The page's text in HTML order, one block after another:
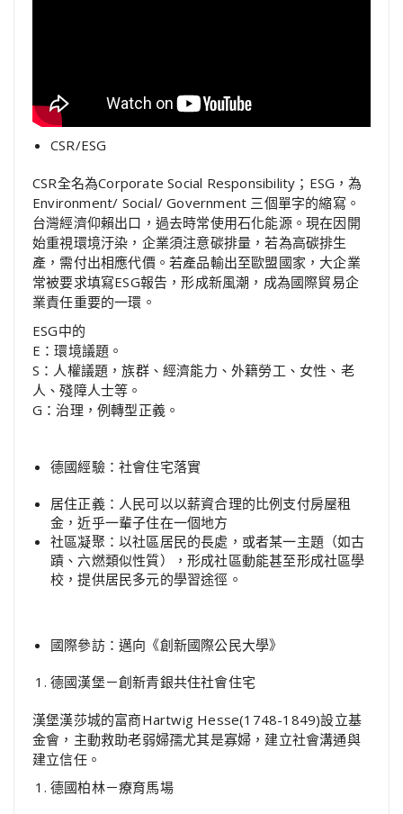
CSR/ESG
CSR全名為Corporate Social Responsibility；ESG，為
Environment/ Social/ Government 三個單字的縮寫。
台灣經濟仰賴出口，過去時常使用石化能源。現在因開
始重視環境汙染，企業須注意碳排量，若為高碳排生
產，需付出相應代價。若產品輸出至歐盟國家，大企業
常被要求填寫ESG報告，形成新風潮，成為國際貿易企
業責任重要的一環。
ESG中的
E：環境議題。
S：人權議題，族群、經濟能力、外籍勞工、女性、老
人、殘障人士等。
G：治理，例轉型正義。
德國經驗：社會住宅落實
居住正義：人民可以以薪資合理的比例支付房屋租
金，近乎一輩子住在一個地方
社區凝聚：以社區居民的長處，或者某一主題（如古
蹟、六燃類似性質），形成社區動能甚至形成社區學
校，提供居民多元的學習途徑。
國際參訪：邁向《創新國際公民大學》
德國漢堡－創新青銀共住社會住宅
漢堡漢莎城的富商Hartwig Hesse(1748-1849)設立基
金會，主動救助老弱婦孺尤其是寡婦，建立社會溝通與
建立信任。
德國柏林－療育馬場